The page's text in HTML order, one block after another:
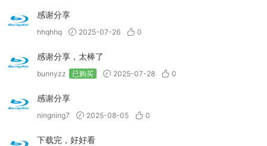
感谢分享
hhqhhq 2025-07-26 0
感谢分享，太棒了
bunnyzz 已购买 2025-07-28 0
感谢分享
ningning7 2025-08-05 0
下载完，好好看